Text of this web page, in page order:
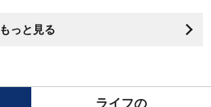
もっと見る
ライフの